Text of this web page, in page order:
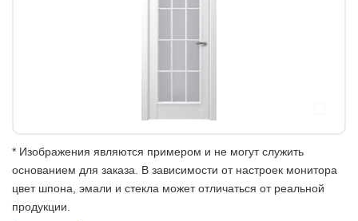
* Изображения являются примером и не могут служить
основанием для заказа. В зависимости от настроек монитора
цвет шпона, эмали и стекла может отличаться от реальной
продукции.